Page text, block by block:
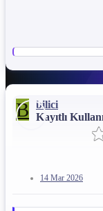
B bilici
Kayıtlı
14 Mar 2026